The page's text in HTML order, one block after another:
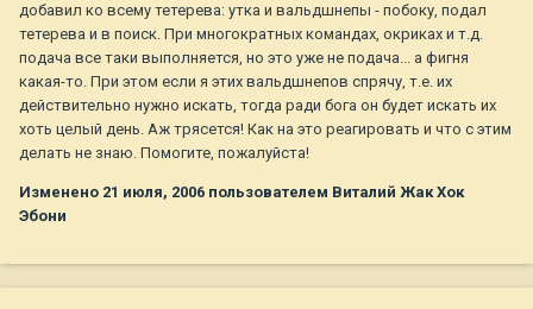
добавил ко всему тетерева: утка и вальдшнепы - побоку, подал
тетерева и в поиск. При многократных командах, окриках и т.д.
подача все таки выполняется, но это уже не подача... а фигня
какая-то. При этом если я этих вальдшнепов спрячу, т.е. их
действительно нужно искать, тогда ради бога он будет искать их
хоть целый день. Аж трясется! Как на это реагировать и что с этим
делать не знаю. Помогите, пожалуйста!
Изменено 21 июля, 2006 пользователем Виталий Жак Хок
Эбони